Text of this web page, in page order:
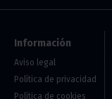
Información
Aviso legal
Política de privacidad
Política de cookies